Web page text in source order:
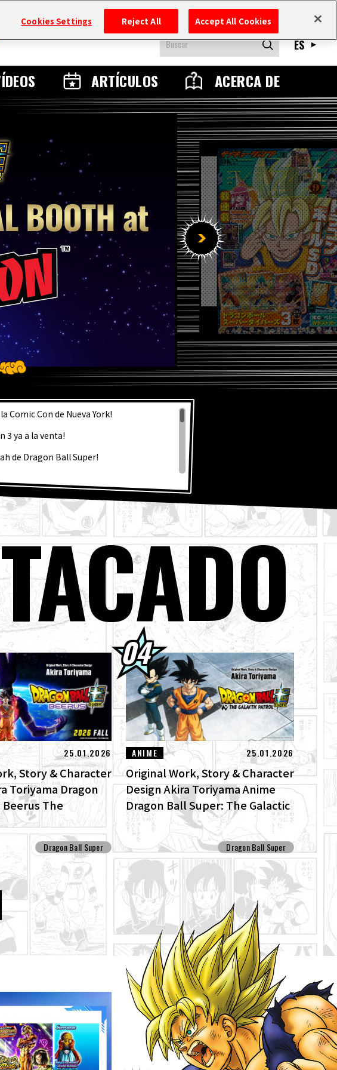
ARTÍCULOS ACERCA DE
ES
Comic Con de Nueva York!
3 ya a la venta!
de Dragon Ball Super!
¡Descubre la fabulosa portada
!
de los Saiyajin ya están a la
ZERO que rompe todos los límites!
el Tema musical "ZERO" de
que luchó contra el God of
25.01.2026
Story & Character
Toriyama Dragon
The
edition of the anime
Super begins anew!
Dragon Ball Super
ANIME 25.01.2026
Original Work, Story & Character
Design Akira Toriyama Anime
Dragon Ball Super: The Galactic
Patrol Set For Production!
Dragon Ball Super
Cookies Settings Reject All Accept All Cookies